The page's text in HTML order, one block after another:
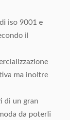
iso 9001 e
il
ma inoltre
di un gran
da poterli